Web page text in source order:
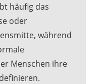
häufig das
oder
während
Menschen ihre